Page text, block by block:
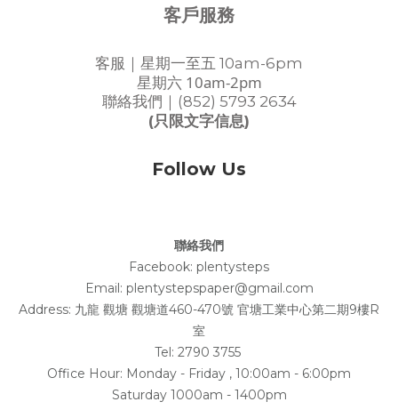
客戶服務
客服｜星期一至五 10am-6pm
星期六 10am-2pm
聯絡我們｜(852) 5793 2634
(只限文字信息)
Follow Us
聯絡我們
Facebook: plentysteps
Email: plentystepspaper@gmail.com
Address: 九龍 觀塘 觀塘道460-470號 官塘工業中心第二期9樓R
室
Tel: 2790 3755
Office Hour: Monday - Friday , 10:00am - 6:00pm
Saturday 1000am - 1400pm